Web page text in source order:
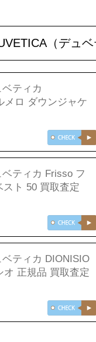
（デュ
ティカ
メロ ダウンジャケ
ティカ Frisso フ
スト 50 買取査定
ベティカ DIONISIO
オ 正規品 買取査定